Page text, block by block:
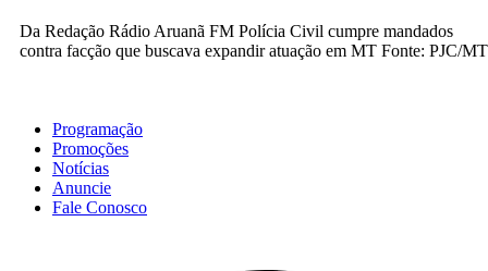
Da Redação Rádio Aruanã FM Polícia Civil cumpre mandados
contra facção que buscava expandir atuação em MT Fonte: PJC/MT
Programação
Promoções
Notícias
Anuncie
Fale Conosco